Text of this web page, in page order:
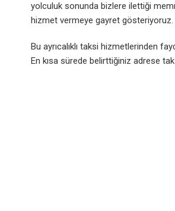
yolculuk sonunda bizlere ilettiği
hizmet vermeye gayret
Bu ayrıcalıklı taksi hizmetlerinden
En kısa sürede belirttiğiniz adrese